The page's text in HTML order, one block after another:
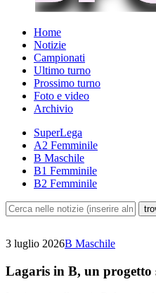
Home
Notizie
Campionati
Ultimo turno
Prossimo turno
Foto e video
Archivio
SuperLega
A2 Femminile
B Maschile
B1 Femminile
B2 Femminile
3 luglio 2026B Maschile
Lagaris in B, un